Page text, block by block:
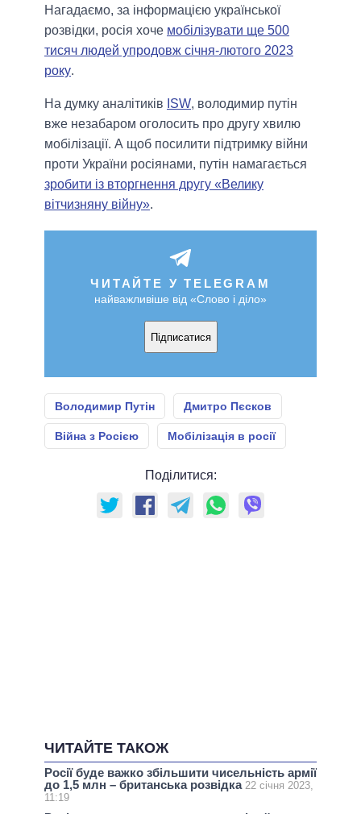
Нагадаємо, за інформацією української
розвідки, росія хоче мобілізувати ще 500
тисяч людей упродовж січня-лютого 2023
року.
На думку аналітиків ISW, володимир путін
вже незабаром оголосить про другу хвилю
мобілізації. А щоб посилити підтримку війни
проти України росіянами, путін намагається
зробити із вторгнення другу «Велику
вітчизняну війну».
ЧИТАЙТЕ У TELEGRAM
найважливіше від «Слово і діло»
Підписатися
Володимир Путін Дмитро Пєсков
Війна з Росією Мобілізація в росії
Поділитися:
ЧИТАЙТЕ ТАКОЖ
Росії буде важко збільшити чисельність армії
до 1,5 млн – британська розвідка 22 січня 2023,
11:19